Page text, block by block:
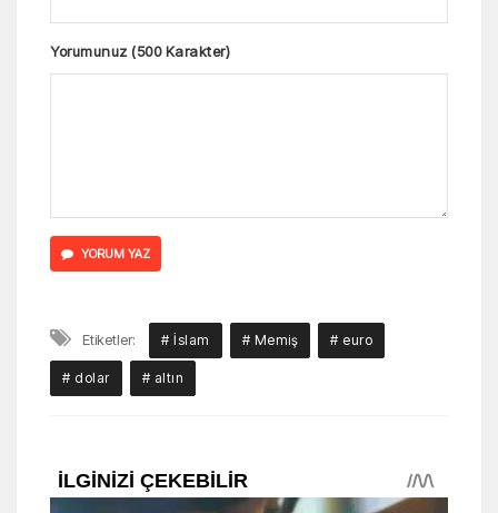
Yorumunuz (500 Karakter)
YORUM YAZ
Etiketler: # İslam # Memiş # euro
# dolar # altın